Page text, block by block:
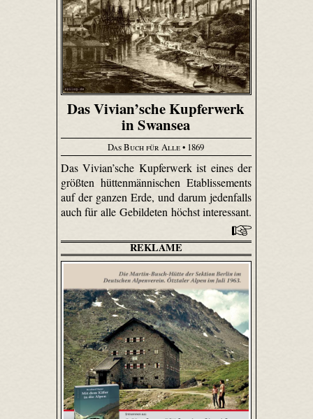
Das Vivian’sche Kupferwerk
in Swansea
Das Buch für Alle• 1869
Das Vivian’sche Kupferwerk ist eines der
größten hütten­männi­schen Etablissements
auf der ganzen Erde, und darum jedenfalls
auch für alle Gebildeten höchst interessant.
REKLAME